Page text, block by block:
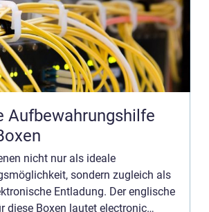
Aufbewahrungshilfe
nicht nur als ideale
sondern zugleich als
Entladung. Der englische
diese Boxen lautet electronic